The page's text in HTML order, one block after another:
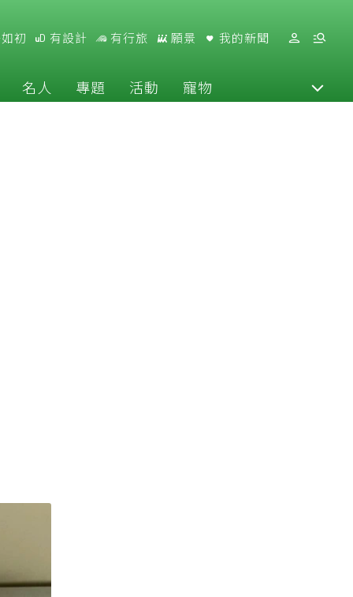
初 有設計 有行旅 願景 我的新聞
名人 專題 活動 寵物